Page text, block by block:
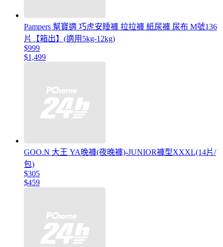
Pampers 幫寶適 巧虎安睡褲 拉拉褲 紙尿褲 尿布 M號136
片【箱出】(適用5kg-12kg)
$999
$1,499
GOO.N 大王 YA晚褲(夜晚褲)-JUNIOR褲型XXXL(14片/
包)
$305
$459